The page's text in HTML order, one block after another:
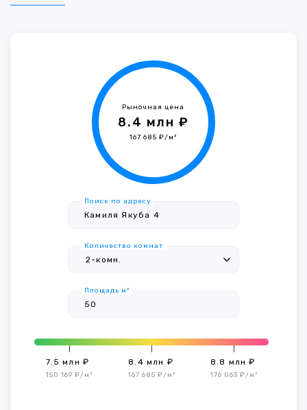
Рыночная цена
8.4 млн ₽
167 685 ₽/м²
Поиск по адресу
Количество комнат
Площадь м²
7.5 млн ₽
150 169 ₽/м²
8.4 млн ₽
167 685 ₽/м²
8.8 млн ₽
176 063 ₽/м²